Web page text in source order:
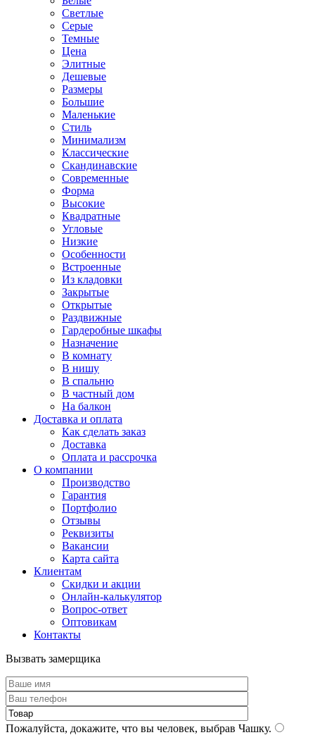
Светлые
Серые
Темные
Цена
Элитные
Дешевые
Размеры
Большие
Маленькие
Стиль
Минимализм
Классические
Скандинавские
Современные
Форма
Высокие
Квадратные
Угловые
Низкие
Особенности
Встроенные
Из кладовки
Закрытые
Открытые
Раздвижные
Гардеробные шкафы
Назначение
В комнату
В нишу
В спальню
В частный дом
На балкон
Доставка и оплата
Как сделать заказ
Доставка
Оплата и рассрочка
О компании
Производство
Гарантия
Портфолио
Отзывы
Реквизиты
Вакансии
Карта сайта
Клиентам
Скидки и акции
Онлайн-калькулятор
Вопрос-ответ
Оптовикам
Контакты
Вызвать замерщика
Пожалуйста, докажите, что вы человек, выбрав Чашку.